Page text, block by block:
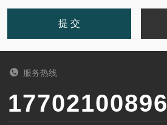
服务热线
17702100896